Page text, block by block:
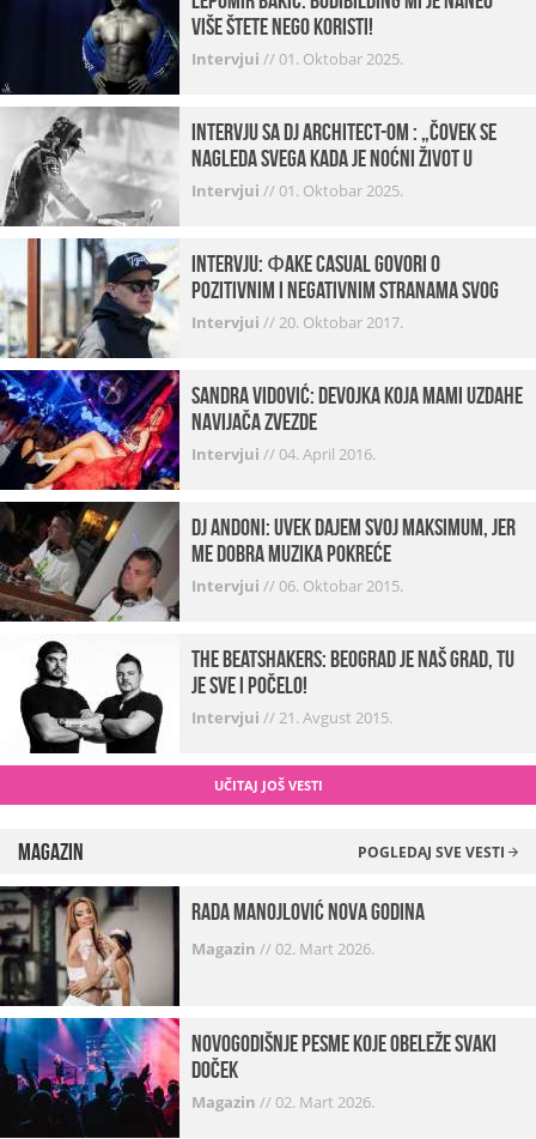
više štete nego koristi!
Intervjui //01. Oktobar 2025.
Intervju sa DJ Architect-om : „Čovek se
nagleda svega kada je noćni život u
pitanju. U klubovima najmanje vidim
Intervjui //01. Oktobar 2025.
INTERVJU: Фake Casual govori o
pozitivnim i negativnim stranama svog
posla, počecima, omiljenim mestima …
Intervjui //20. Oktobar 2017.
Sandra Vidović: devojka koja mami uzdahe
navijača Zvezde
Intervjui //04. April 2016.
Dj Andoni: Uvek dajem svoj maksimum, jer
me dobra muzika pokreće
Intervjui //06. Oktobar 2015.
The Beatshakers: Beograd je naš grad, tu
je sve i počelo!
Intervjui //21. Avgust 2015.
UČITAJ JOŠ VESTI
Magazin POGLEDAJ SVE VESTI
Rada Manojlović Nova godina
Magazin //02. Mart 2026.
Novogodišnje pesme koje obeleže svaki
Doček
Magazin //02. Mart 2026.